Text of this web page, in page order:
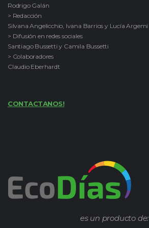
Rodrigo Galán
> Redacción
Silvana Angelicchio, Ivana Barrios y Lucía Argemi
> Difusión en redes sociales
Santiago Bussetti y Camila Bussetti
> Colaboradores
Claudio Eberhardt
CONTACTANOS!
es un producto de: